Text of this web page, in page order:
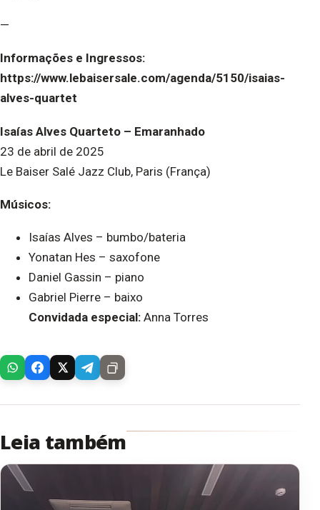
—
Informações e Ingressos:
https://www.lebaisersale.com/agenda/5150/isaias-
alves-quartet
Isaías Alves Quarteto – Emaranhado
23 de abril de 2025
Le Baiser Salé Jazz Club, Paris (França)
Músicos:
Isaías Alves – bumbo/bateria
Yonatan Hes – saxofone
Daniel Gassin – piano
Gabriel Pierre – baixo
Convidada especial: Anna Torres
Leia também